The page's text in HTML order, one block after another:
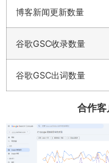
博客新闻更新数量
谷歌GSC收录数量
谷歌GSC出词数量
合作